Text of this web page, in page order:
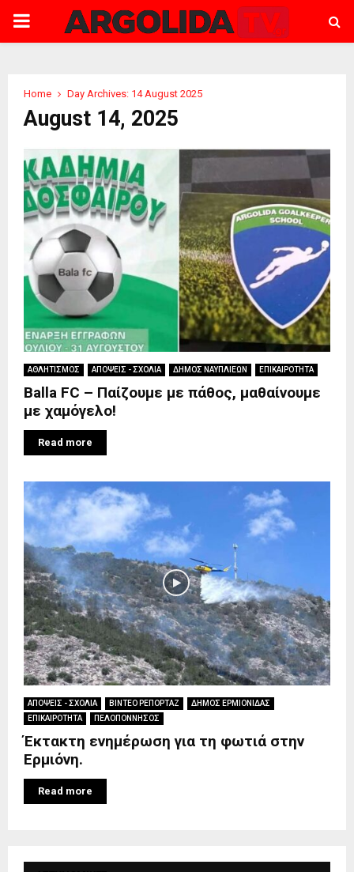
PRIMARY
Home Day Archives: 14 August 2025
August 14, 2025
ΑΘΛΗΤΙΣΜΟΣ ΑΠΟΨΕΙΣ - ΣΧΟΛΙΑ ΔΗΜΟΣ ΝΑΥΠΛΙΕΩΝ ΕΠΙΚΑΙΡΟΤΗΤΑ
Balla FC – Παίζουμε με πάθος, μαθαίνουμε
με χαμόγελο!
Read more
ΑΠΟΨΕΙΣ - ΣΧΟΛΙΑ ΒΙΝΤΕΟ ΡΕΠΟΡΤΑΖ
ΔΗΜΟΣ ΕΡΜΙΟΝΙΔΑΣ
ΕΠΙΚΑΙΡΟΤΗΤΑ
ΠΕΛΟΠΟΝΝΗΣΟΣ
Έκτακτη ενημέρωση για τη φωτιά στην
Ερμιόνη.
Read more